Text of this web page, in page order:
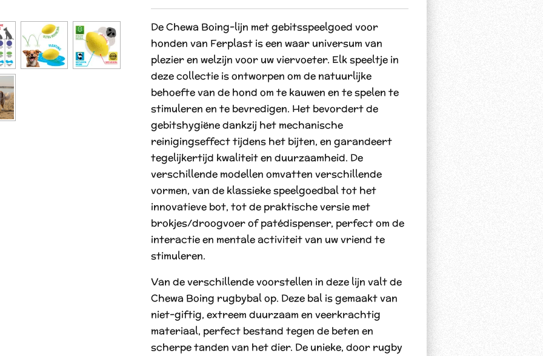
De Chewa Boing-lijn met gebitsspeelgoed voor
honden van Ferplast is een waar universum van
plezier en welzijn voor uw viervoeter. Elk speeltje in
deze collectie is ontworpen om de natuurlijke
behoefte van de hond om te kauwen en te spelen te
stimuleren en te bevredigen. Het bevordert de
gebitshygiëne dankzij het mechanische
reinigingseffect tijdens het bijten, en garandeert
tegelijkertijd kwaliteit en duurzaamheid. De
verschillende modellen omvatten verschillende
vormen, van de klassieke speelgoedbal tot het
innovatieve bot, tot de praktische versie met
brokjes/droogvoer of patédispenser, perfect om de
interactie en mentale activiteit van uw vriend te
stimuleren.
Van de verschillende voorstellen in deze lijn valt de
Chewa Boing rugbybal op. Deze bal is gemaakt van
niet-giftig, extreem duurzaam en veerkrachtig
materiaal, perfect bestand tegen de beten en
scherpe tanden van het dier. De unieke, door rugby